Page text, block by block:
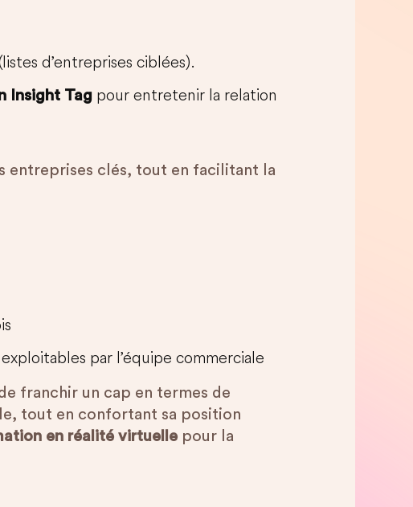
d’entreprises ciblées).
Insight Tag pour entretenir la relation
entreprises clés, tout en facilitant la
par l’équipe commerciale
franchir un cap en termes de
tout en confortant sa position
en réalité virtuelle pour la